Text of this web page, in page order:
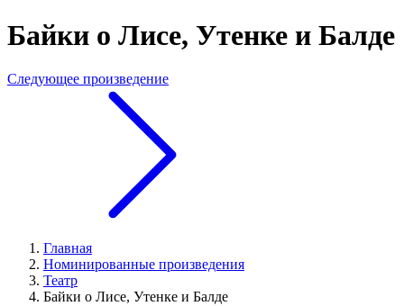
Байки о Лисе, Утенке и Балде
Следующее произведение
Главная
Номинированные произведения
Театр
Байки о Лисе, Утенке и Балде